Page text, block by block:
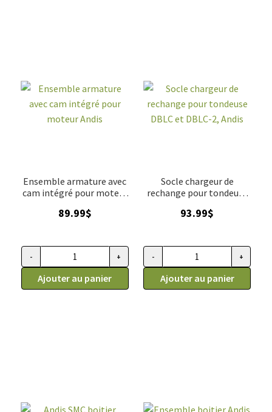
Ensemble armature avec
cam intégré pour moteur
89.99$
quantité de Ensemble armature avec cam intégré pour
- +
Ajouter au panier
Socle chargeur de
rechange pour tondeuse
93.99$
quantité de Socle chargeur de
- +
Ajouter au panier